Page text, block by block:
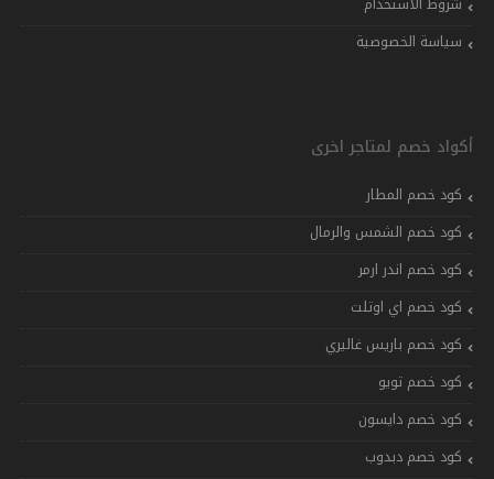
سياسة الخصوصية
أكواد خصم لمتاجر اخرى
كود خصم المطار
كود خصم الشمس والرمال
كود خصم اندر ارمر
كود خصم اي اوتلت
كود خصم باريس غاليري
كود خصم تويو
كود خصم دايسون
كود خصم دبدوب